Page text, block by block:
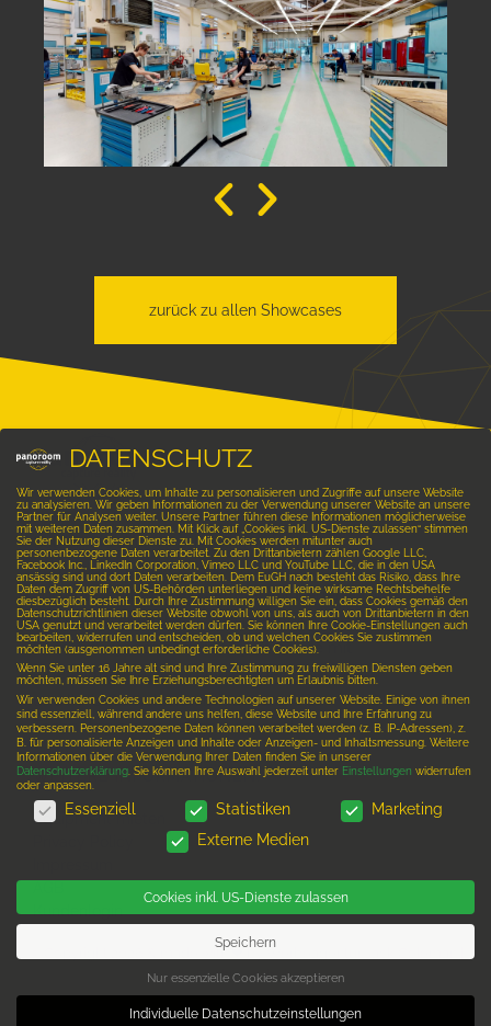
zurück zu allen Showcases
Setzen Sie sich noch heute mit uns in
Verbindung und vereinbaren einen
kostenlosen Beratungstermin. Wir freuen
uns Ihr Geschäftslokal, Ihre Immobilie, Ihr
Hotel oder jedes andere Objekt für Sie mit
einer virtuellen 3D-Tour in Szene zu setzen
und Ihr Unternehmen mit unserer VR-
Technologie zum Leben zu erwecken.
WEITERE INFORMATIONEN:
Equipment mieten
Kundenlogin
© Copyright 2026 & made with ❤ by Werbeagentur
Alle Rechte vorbehalten
DATENSCHUTZ
Wir verwenden Cookies, um Inhalte zu personalisieren und Zugriffe auf unsere Website
zu analysieren. Wir geben Informationen zu der Verwendung unserer Website an unsere
Partner für Analysen weiter. Unsere Partner führen diese Informationen möglicherweise
mit weiteren Daten zusammen. Mit Klick auf „Cookies inkl. US-Dienste zulassen“ stimmen
Sie der Nutzung dieser Dienste zu. Mit Cookies werden mitunter auch
personenbezogene Daten verarbeitet. Zu den Drittanbietern zählen Google LLC,
Facebook Inc., LinkedIn Corporation, Vimeo LLC und YouTube LLC, die in den USA
ansässig sind und dort Daten verarbeiten. Dem EuGH nach besteht das Risiko, dass Ihre
Daten dem Zugriff von US-Behörden unterliegen und keine wirksame Rechtsbehelfe
diesbezüglich besteht. Durch Ihre Zustimmung willigen Sie ein, dass Cookies gemäß den
Datenschutzrichtlinien dieser Website obwohl von uns, als auch von Drittanbietern in den
USA genutzt und verarbeitet werden dürfen. Sie können Ihre Cookie-Einstellungen auch
bearbeiten, widerrufen und entscheiden, ob und welchen Cookies Sie zustimmen
möchten (ausgenommen unbedingt erforderliche Cookies).
Wenn Sie unter 16 Jahre alt sind und Ihre Zustimmung zu freiwilligen Diensten geben
möchten, müssen Sie Ihre Erziehungsberechtigten um Erlaubnis bitten.
Wir verwenden Cookies und andere Technologien auf unserer Website. Einige von ihnen
sind essenziell, während andere uns helfen, diese Website und Ihre Erfahrung zu
verbessern. Personenbezogene Daten können verarbeitet werden (z. B. IP-Adressen), z.
B. für personalisierte Anzeigen und Inhalte oder Anzeigen- und Inhaltsmessung. Weitere
Informationen über die Verwendung Ihrer Daten finden Sie in unserer
Datenschutzerklärung Sie können Ihre Auswahl jederzeit unter Einstellungen widerrufen
oder anpassen.
DATENSCHUTZ
Essenziell Statistiken
Marketing
Externe Medien
Cookies inkl. US-Dienste zulassen
Speichern
Nur essenzielle Cookies akzeptieren
Individuelle Datenschutzeinstellungen